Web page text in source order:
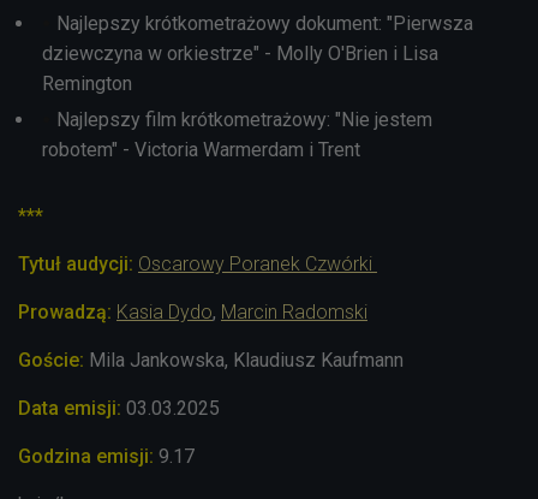
Najlepszy krótkometrażowy dokument: "Pierwsza
dziewczyna w orkiestrze" - Molly O'Brien i Lisa
Remington
Najlepszy film krótkometrażowy: "Nie jestem
robotem" - Victoria Warmerdam i Trent
***
Tytuł audycji: Oscarowy Poranek Czwórki
Prowadzą: Kasia Dydo, Marcin Radomski
Goście: Mila Jankowska, Klaudiusz Kaufmann
Data emisji: 03.03.2025
Godzina emisji: 9.17